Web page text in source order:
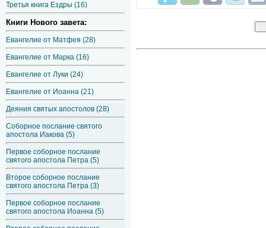
Третья книга Ездры (16)
Книги Нового завета:
Евангелие от Матфея (28)
Евангелие от Марка (16)
Евангелие от Луки (24)
Евангелие от Иоанна (21)
Деяния святых апостолов (28)
Соборное послание святого
апостола Иакова (5)
Первое соборное послание
святого апостола Петра (5)
Второе соборное послание
святого апостола Петра (3)
Первое соборное послание
святого апостола Иоанна (5)